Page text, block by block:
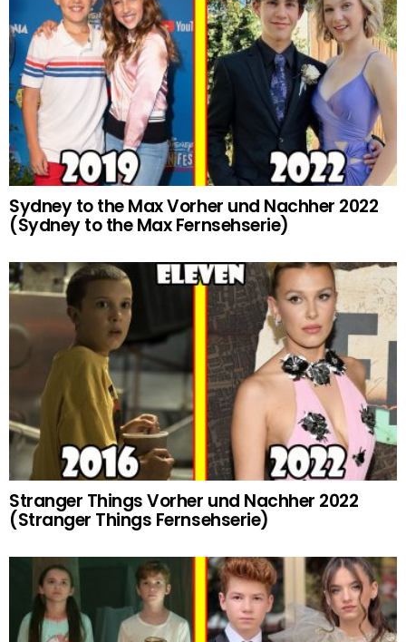
Sydney to the Max Vorher und Nachher 2022
(Sydney to the Max Fernsehserie)
Stranger Things Vorher und Nachher 2022
(Stranger Things Fernsehserie)